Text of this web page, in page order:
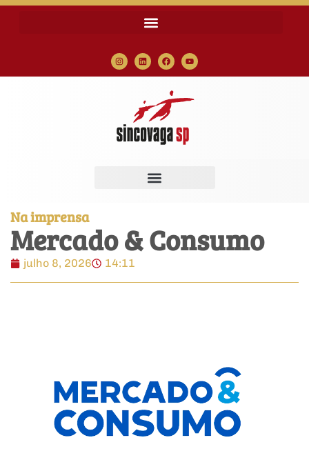
Na imprensa
Mercado & Consumo
julho 8, 2026 14:11